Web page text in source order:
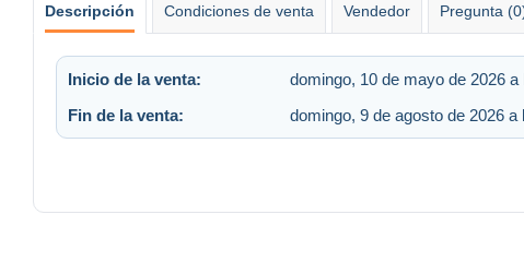
Descripción Condiciones de venta Vendedor Pregunta
Inicio de la venta: domingo, 10 de mayo de 2026 a
Fin de la venta:
domingo, 9 de agosto de 2026 a